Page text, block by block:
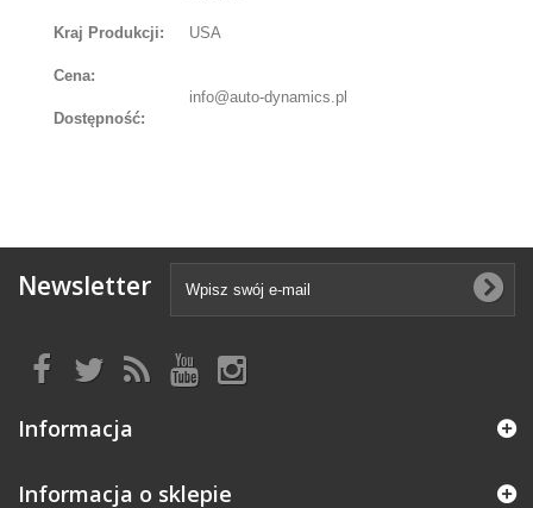
Kraj Produkcji: USA
Cena:
info@auto-dynamics.pl
Dostępność:
Newsletter
Informacja
Informacja o sklepie